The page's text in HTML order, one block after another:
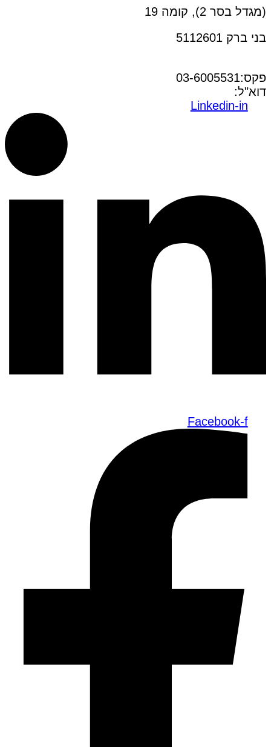
(מגדל בסר 2), קומה 19
בני ברק 5112601
פקס:03-6005531
דוא"ל:
Linkedin-in
Facebook-f